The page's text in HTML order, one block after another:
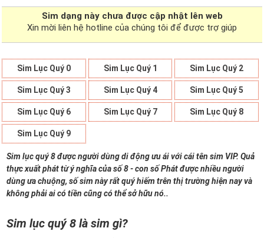
Sim dạng này chưa được cập nhật lên web
Xin mời liên hệ hotline của chúng tôi để được trợ giúp
Sim Lục Quý 0 Sim Lục Quý 1 Sim Lục Quý 2
Sim Lục Quý 3 Sim Lục Quý 4 Sim Lục Quý 5
Sim Lục Quý 6 Sim Lục Quý 7 Sim Lục Quý 8
Sim Lục Quý 9
Sim lục quý 8 được người dùng di động ưu ái với cái tên sim VIP. Quả
thực xuất phát từ ý nghĩa của số 8 - con số Phát được nhiều người
dùng ưa chuộng, số sim này rất quý hiếm trên thị trường hiện nay và
không phải ai có tiền cũng có thể sở hữu nó..
Sim lục quý 8 là sim gì?